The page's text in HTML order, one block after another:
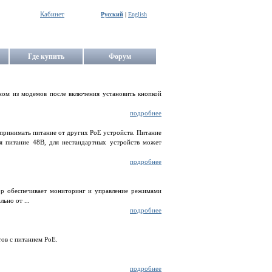
Кабинет Русский | English
Где купить Форум
из модемов после включения установить кнопкой
подробнее
питание от других PoE устройств. Питание
питание 48В, для нестандартных устройств может
подробнее
обеспечивает мониторинг и управление режимами
от ...
подробнее
с питанием PoE.
подробнее